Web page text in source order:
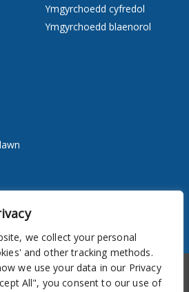
we collect your personal
and other tracking methods.
we use your data in our Privacy
All", you consent to our use of
Ymgyrchoedd cyfredol
Ymgyrchoedd blaenorol
Cylchlythyr